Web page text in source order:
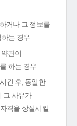
거나 그 정보를
는 경우
관이
하는 경우
킨 후, 동일한
그 사유가
격을 상실시킬